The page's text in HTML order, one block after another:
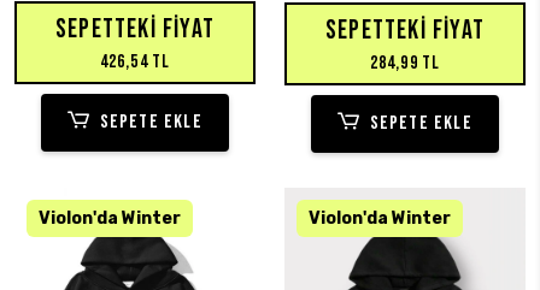
SEPETTEKI FIYAT
426,54 TL
SEPETE EKLE
SEPETTEKI FIYAT
284,99 TL
SEPETE EKLE